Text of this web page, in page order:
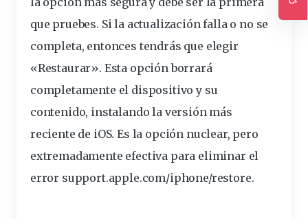
que pruebes. Si la actualización falla o no se
completa, entonces tendrás que elegir
«Restaurar». Esta opción borrará
completamente el dispositivo y su
contenido, instalando la versión más
reciente de iOS. Es la opción nuclear, pero
extremadamente efectiva para eliminar el
error support.apple.com/iphone/restore.